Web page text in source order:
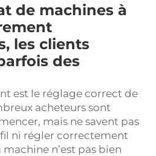
de machines à
les clients
des
est le réglage correct de
acheteurs sont
mais ne savent pas
ni régler correctement
machine n’est pas bien